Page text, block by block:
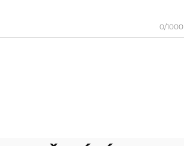
0/1000